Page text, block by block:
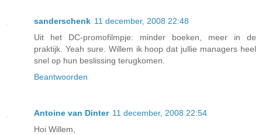
sanderschenk 11 december, 2008 22:48
Uit het DC-promofilmpje: minder boeken, meer in de
praktijk. Yeah sure. Willem ik hoop dat jullie managers heel
snel op hun beslissing terugkomen.
Beantwoorden
Antoine van Dinter 11 december, 2008 22:54
Hoi Willem,